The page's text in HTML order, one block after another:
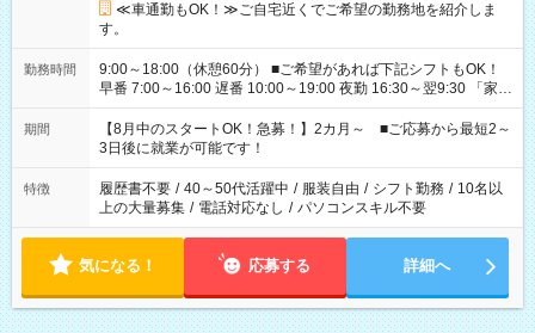
≪車通勤もOK！≫ご自宅近くでご希望の勤務地を紹介しま
す。
勤務時間
9:00～18:00（休憩60分） ■ご希望があれば下記シフトもOK！
早番 7:00～16:00 遅番 10:00～19:00 夜勤 16:30～翌9:30 「家族
と休みを合わせたい」 「余裕を持って夕飯の準備がしたい」
「できれば残業はしたくない」 など、ご希望を教えてください
ね。 ※Wワーク希望の方へ 今ご覧のお仕事で希望する勤務時間
と、もう1つのお仕事の勤務時間。 合計で週40時間を超える場
合は応募できません。
期間
【8月中のスタートOK！急募！】2カ月～ ■ご応募から最短2～
3日後に就業が可能です！
特徴 履歴書不要 / 40～50代活躍中 / 服装自由 / シフト勤務 / 10名以
上の大量募集 / 電話対応なし / パソコンスキル不要
気になる！ 応募する 詳細へ